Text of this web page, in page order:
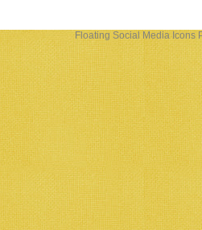
Floating Social Media Icons